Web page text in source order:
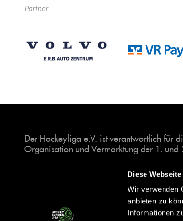
Diese
Wir verwenden
anbieten zu
Informationen
Partner
Der Hockeyliga e.V. ist verantwortlich für
Organisation und Vermarktung der 1. und
Halle. Insgesamt sind über 60 Vereine
Dach der Hockeyliga organisiert, sowohl
Herren als auch im Damen Bereich.